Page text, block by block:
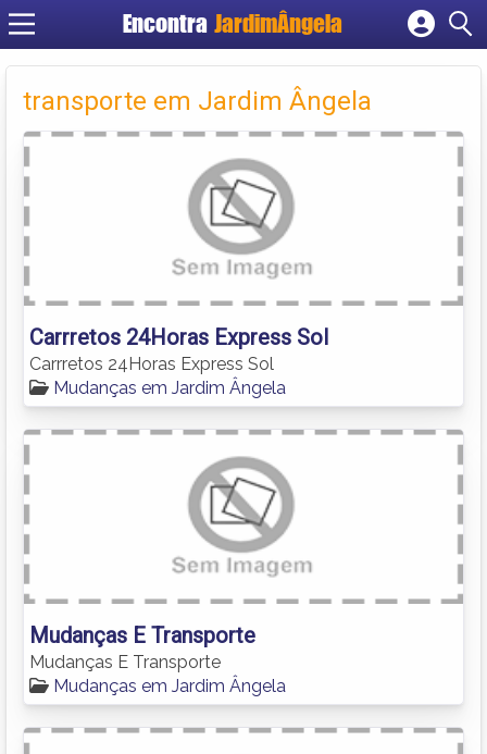
EncontraJardimÂngela
Cadastrar empresa
Fazer login
Criar conta
transporte em Jardim Ângela
Carrretos 24Horas Express Sol
Carrretos 24Horas Express Sol
Mudanças em Jardim Ângela
Mudanças E Transporte
Mudanças E Transporte
Mudanças em Jardim Ângela